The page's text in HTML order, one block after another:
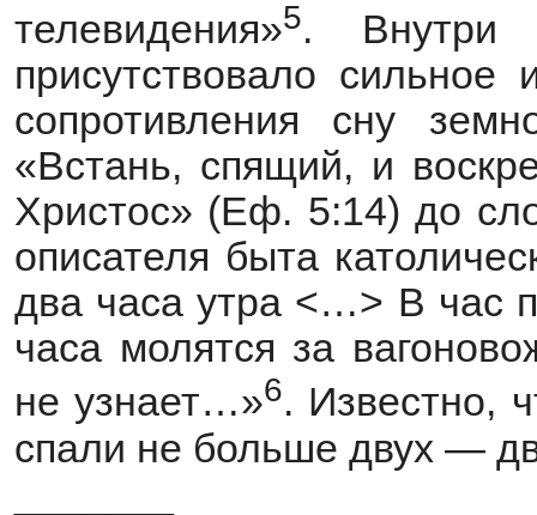
телевидения»5. Внутри
присутствовало сильное
сопротивления сну
«Встань, спящий, и
Христос» (Еф. 5:14) до
описателя быта
два часа утра <…> В час
часа молятся за
не узнает…»6. Известно,
спали не больше двух —